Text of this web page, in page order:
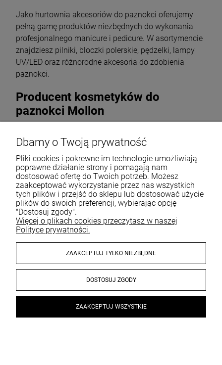
Jako hurtownia akcesoriów do paznokci oferujemy
pełną gamę produktów niezbędnych do wykonania
profesjonalnego manicure i pedicure. W asortymencie
znajdziesz pilniki, bloczki polerskie, pędzelki, lampy
UV/LED oraz różnorodne akcesoria do zdobienia
paznokci.
Producent kosmetyków do
paznokci Mollon
paznokci, który stawia na innowacyjność i najwyższą
jakość swoich produktów. Dzięki współpracy z
najlepszymi specjalistami i użyciu nowoczesnych
technologii nasze produkty spełniają oczekiwania
nawet najbardziej wymagających klientów.
Jak wybrać odpowiednie produkty
do paznokci? Porad Mollon
Przy wyborze odpowiednich produktów do paznokci,
warto uwzględnić poniższe kryteria.
Kwalifikacja produktu
Przy wyborze produktów do paznokci warto zwrócić
uwagę na ich skład, trwałość oraz łatwość aplikacji.
Dbamy o Twoją prywatność
Pliki cookies i pokrewne im technologie umożliwiają
poprawne działanie strony i pomagają nam
dostosować ofertę do Twoich potrzeb. Możesz
zaakceptować wykorzystanie przez nas wszystkich
tych plików i przejść do sklepu lub dostosować użycie
plików do swoich preferencji, wybierając opcję
"Dostosuj zgody".
Więcej o plikach cookies przeczytasz w naszej
Polityce prywatności.
ZAAKCEPTUJ TYLKO NIEZBĘDNE
DOSTOSUJ ZGODY
ZAAKCEPTUJ WSZYSTKIE